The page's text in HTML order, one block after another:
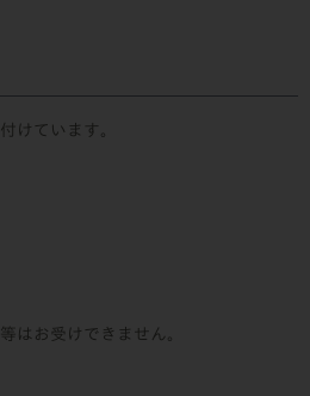
けています。
はお受けできません。